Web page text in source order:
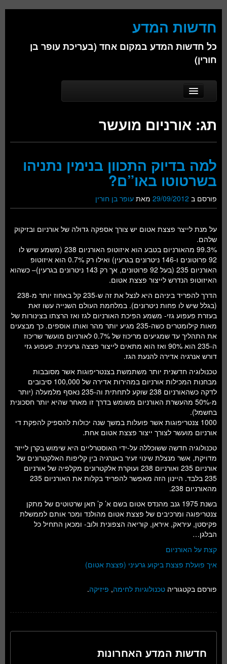
חדשות המדע
כל חדשות המדע במקום אחד (בעריכת עופר בן
חורין)
Main menu
Skip to primary content
Skip to secondary content
אודות
כימיה
פיזיקה
חברה
חלל ומדעי כדור הארץ
עתידנות
סקירות ספרים
טעימות מדע
תג: אורניום מועשר
למה בדיוק התכוון בנימין נתניהו
בשרטוטו באו”ם?
פורסם ב 29/09/2012 מאת עופר בן חורין
על מנת לייצר פצצת אטום יש צורך אספקה גדולה של אורניום ובזיקוק
שלהם.
99.3% מהאורניום בטבע הוא איזוטופ האורניום 238 (משמע שיש לו
92 פרוטונים ו-146 ניטרונים בגרעין) ואילו רק 0.7% הוא איזוטופ
האורניום 235 (בעל 92 פרוטונים, אך רק 143 ניטרונים בגרעין)– כשהוא
האיזוטופ הנדרש לייצור פצצת אטום.
הדרך להפריד ביניהם היא לנצל את זה ש-235 קל באחוז יותר מ-238
(בגלל שיש לו פחות ניטרונים). במלחמת העולם השנייה עשו זאת
בעזרת פעפוע גזי- משמע הפיכת האורניום לגז ואז הרצתו בצינורות של
מאות קילומטרים כשה-235 מגיע יותר מהר ואותו אוספים. כך מבצעים
את התהליך עד שמגיעים מריכוז של 0.7% לאורניום מועשר שריכוז
ה-235 הוא 90% ואז הוא מתאים לייצור פצצה גרעינית. פעפוע גזי
דורש אנרגיה אדירה להנעת הגז.
טכנולוגיה חדשנית יותר משתמשת בצנטריפוגות אשר מסובבות
מבחנות המכילות אורניום במהירות אדירה של 100,000 סיבובים
לדקה כשהאורניום 238 שוקע לתחתית וה-235 נאסף מלמעלה (יותר
מ-50% מהעשרת האורניום משומש בדרך זו מאחר שהיא יותר חסכונית
בחשמל).
1000 צנטריפוגות אשר פועלות במשך שנה יכולות להספיק להפקת די
אורניום מועשר לצורך ייצור פצצת אטום אחת.
טכנולוגיה חדשה ששוכללה על-ידי האוסטרליים היא שימוש בקרן לייזר
מדויקת, אשר מנצלת שינוי זעיר באנרגיה בין קליפות האלקטרונים של
אורניום 235 ואורניום 238 ועוקרת אלקטרונים מקלפיה של אורניום
235 בלבד. היינון הזה מאפשר להפריד בקלות את האורניום 235
מהאורניום 238.
בשנת 1975 גנב מהנדס אטום בשם א’ ק’ חאן שרטוטים של מתקן
צנטריפוגה ומרכיבים של פצצת אטום מהולנד ומכר אותם לממשלת
פקיסטן, עיראק, איראן, קוריאה הצפונית ולוב- ומכאן התחיל כל
הבלגן…
קצת על האורניום
איך פועלת פצצת ביקוע גרעיני (פצצת אטום)
פורסם בקטגוריה טכנולוגיות לחימה, פיזיקה.
חדשות המדע האחרונות